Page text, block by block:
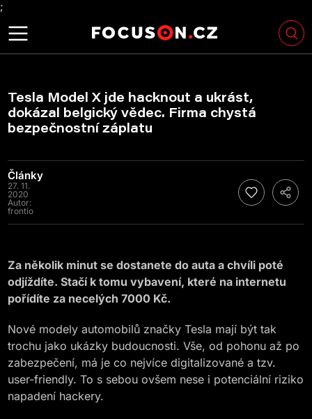
;
Tesla Model X jde hacknout a ukrást,
dokázal belgický vědec. Firma chystá
bezpečnostní záplatu
Články
27. 11.
2020
Autor:
frontio
Za několik minut se dostanete do auta a chvíli poté
odjíždíte. Stačí k tomu vybavení, které na internetu
pořídíte za necelých 7000 Kč.
Nové modely automobilů značky Tesla mají být tak
trochu jako ukázky budoucnosti. Vše, od pohonu až po
zabezpečení, má je co nejvíce digitalizované a tzv.
user-friendly. To s sebou ovšem nese i potenciální riziko
napadení hackery.